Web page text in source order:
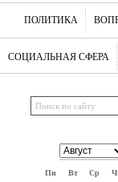
ПОЛИТИКА
СОЦИАЛЬНАЯ СФЕРА
Пн Вт Ср